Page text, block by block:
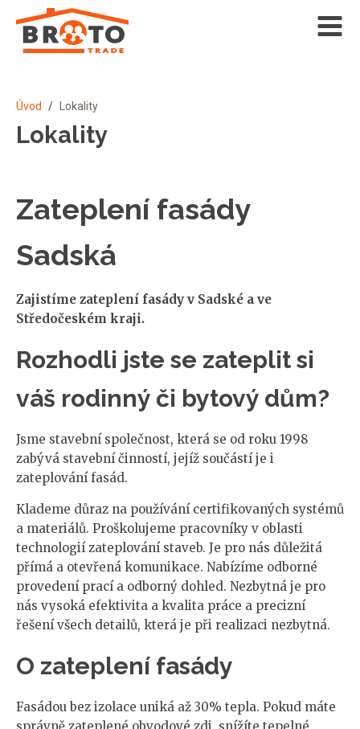
Úvod / Lokality
Lokality
Zateplení fasády
Sadská
Zajistíme zateplení fasády v Sadské a ve
Středočeském kraji.
Rozhodli jste se zateplit si
váš rodinný či bytový dům?
Jsme stavební společnost, která se od roku 1998
zabývá stavební činností, jejíž součástí je i
zateplování fasád.
Klademe důraz na používání certifikovaných systémů
a materiálů. Proškolujeme pracovníky v oblasti
technologií zateplování staveb. Je pro nás důležitá
přímá a otevřená komunikace. Nabízíme odborné
provedení prací a odborný dohled. Nezbytná je pro
nás vysoká efektivita a kvalita práce a precizní
řešení všech detailů, která je při realizaci nezbytná.
O zateplení fasády
Fasádou bez izolace uniká až 30% tepla. Pokud máte
správně zateplené obvodové zdi, snížíte tepelné